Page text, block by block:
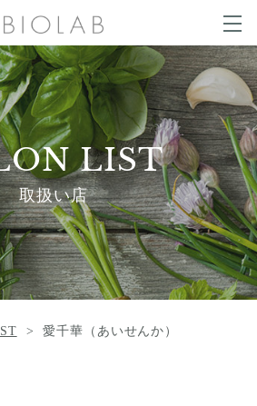
t
o
g
g
l
e
n
a
v
i
g
a
t
o
n
LIST
取扱い店
愛千華（あいせんか）
g
l
e
n
a
i
g
a
t
i
o
n
LIST
CONTACT
SHOP